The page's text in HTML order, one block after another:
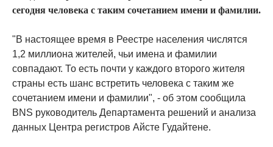
сегодня человека с таким сочетанием имени и фамилии.
"В настоящее время в Реестре населения числятся
1,2 миллиона жителей, чьи имена и фамилии
совпадают. То есть почти у каждого второго жителя
страны есть шанс встретить человека с таким же
сочетанием имени и фамилии", - об этом сообщила
BNS руководитель Департамента решений и анализа
данных Центра регистров Айсте Гудайтене.